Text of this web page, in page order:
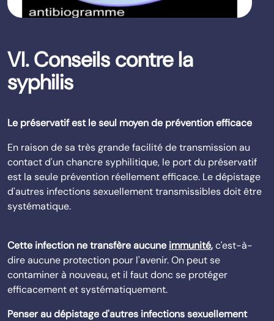
VI. Conseils contre la
syphilis
Le préservatif est le seul moyen de prévention efficace
En raison de sa très grande facilité de transmission au
contact d'un chancre syphilitique, le port du préservatif
est la seule prévention réellement efficace. Le dépistage
d'autres infections sexuellement transmissibles doit être
systématique.
Cette infection ne transfère aucune immunité,c'est-à-
dire aucune protection pour l'avenir. On peut se
contaminer à nouveau, et il faut donc se protéger
efficacement et systématiquement.
Penser au dépistage d'autres infections sexuellement